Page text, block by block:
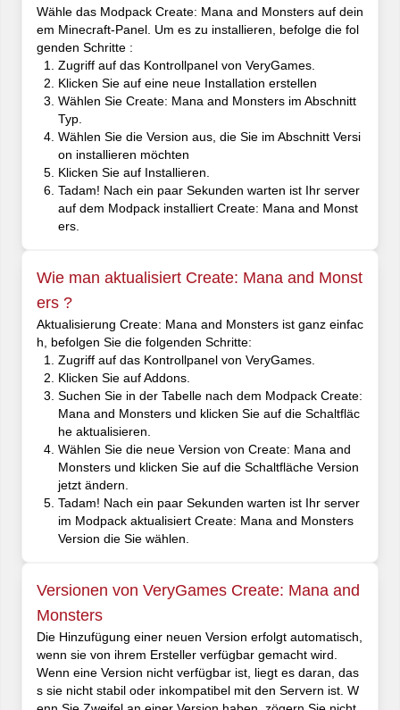
Wähle das Modpack Create: Mana and Monsters auf dein
em Minecraft-Panel. Um es zu installieren, befolge die fol
genden Schritte :
Zugriff auf das Kontrollpanel von VeryGames.
Klicken Sie auf eine neue Installation erstellen
Wählen Sie Create: Mana and Monsters im Abschnitt
Typ.
Wählen Sie die Version aus, die Sie im Abschnitt Versi
on installieren möchten
Klicken Sie auf Installieren.
Tadam! Nach ein paar Sekunden warten ist Ihr server
auf dem Modpack installiert Create: Mana and Monst
ers.
Wie man aktualisiert Create: Mana and Monst
ers ?
Aktualisierung Create: Mana and Monsters ist ganz einfac
h, befolgen Sie die folgenden Schritte:
Zugriff auf das Kontrollpanel von VeryGames.
Klicken Sie auf Addons.
Suchen Sie in der Tabelle nach dem Modpack Create:
Mana and Monsters und klicken Sie auf die Schaltfläc
he aktualisieren.
Wählen Sie die neue Version von Create: Mana and
Monsters und klicken Sie auf die Schaltfläche Version
jetzt ändern.
Tadam! Nach ein paar Sekunden warten ist Ihr server
im Modpack aktualisiert Create: Mana and Monsters
Version die Sie wählen.
Versionen von VeryGames Create: Mana and
Monsters
Die Hinzufügung einer neuen Version erfolgt automatisch,
wenn sie von ihrem Ersteller verfügbar gemacht wird.
Wenn eine Version nicht verfügbar ist, liegt es daran, das
s sie nicht stabil oder inkompatibel mit den Servern ist. W